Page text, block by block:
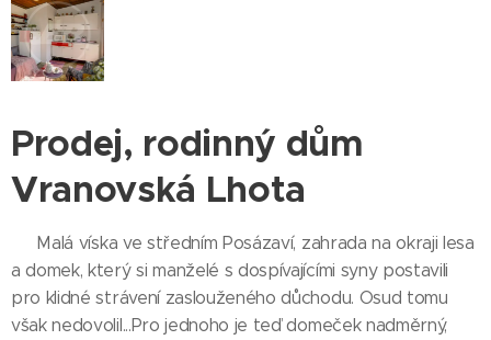
Prodej, rodinný dům
Vranovská Lhota
Malá víska ve středním Posázaví, zahrada na okraji lesa
a domek, který si manželé s dospívajícími syny postavili
pro klidné strávení zaslouženého důchodu. Osud tomu
však nedovolil...Pro jednoho je teď domeček nadměrný,